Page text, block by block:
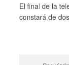
El final de la
constará de